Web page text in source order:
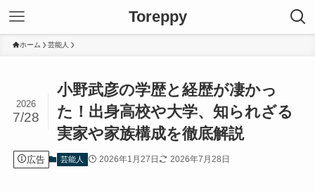
Toreppy
ホーム 芸能人
小野武彦の学歴と経歴が凄かっ
た！出身高校や大学、知られざる
実家や家族構成を徹底解説
2026
7/28
広告 芸能人 2026年1月27日 2026年7月28日